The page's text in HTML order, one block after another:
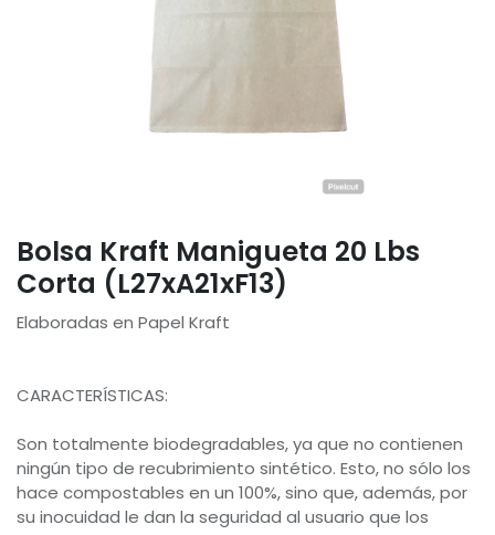
Bolsa Kraft Manigueta 20 Lbs
Corta (L27xA21xF13)
Elaboradas en Papel Kraft
CARACTERÍSTICAS:
Son totalmente biodegradables, ya que no contienen
ningún tipo de recubrimiento sintético. Esto, no sólo los
hace compostables en un 100%, sino que, además, por
su inocuidad le dan la seguridad al usuario que los